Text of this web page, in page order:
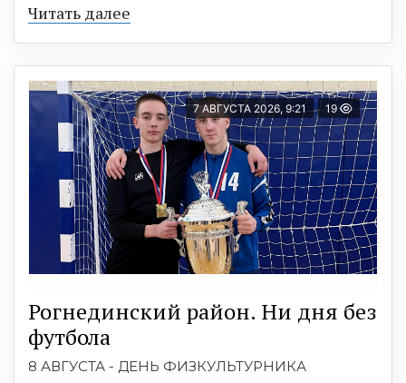
Читать далее
7 АВГУСТА 2026, 9:21 19
Рогнединский район. Ни дня без
футбола
8 АВГУСТА - ДЕНЬ ФИЗКУЛЬТУРНИКА